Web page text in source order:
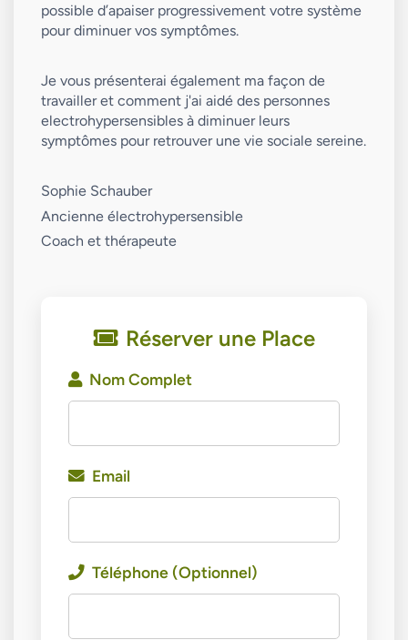
possible d’apaiser progressivement votre système
pour diminuer vos symptômes.
Je vous présenterai également ma façon de
travailler et comment j'ai aidé des personnes
electrohypersensibles à diminuer leurs
symptômes pour retrouver une vie sociale sereine.
Sophie Schauber
Ancienne électrohypersensible
Coach et thérapeute
Réserver une Place
Nom Complet
Email
Téléphone (Optionnel)